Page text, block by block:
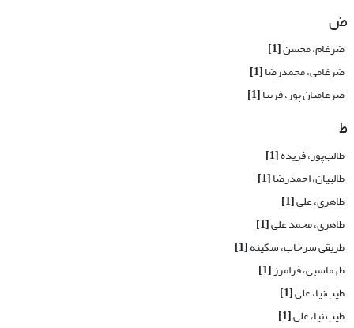
ض
ضرغام، محسن[1]
ضرغامی، محمدرضا[1]
ضرغامیان پور، فریبا[1]
ط
طالب‌پور، فریده[1]
طالبیان، احمدرضا[1]
طاهری، علی[1]
طاهری، محمد علی[1]
طریقی سرخاب، سکینه[1]
طهماسبی، فرامرز[1]
طیب‌نیا، علی[1]
طیب نیا، علی[1]